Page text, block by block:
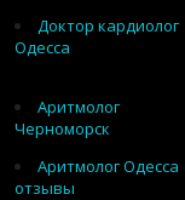
Доктор кардиолог
Одесса
Аритмолог
Черноморск
Аритмолог Одесса
отзывы